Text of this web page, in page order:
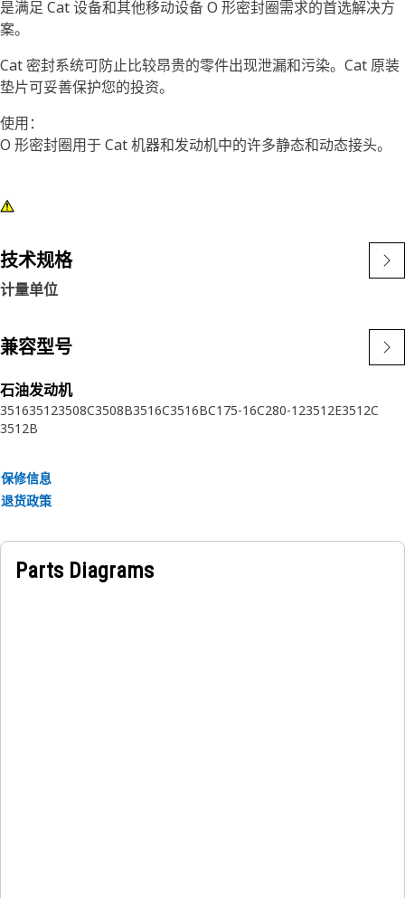
是满足 Cat 设备和其他移动设备 O 形密封圈需求的首选解决方
案。
Cat 密封系统可防止比较昂贵的零件出现泄漏和污染。Cat 原装
垫片可妥善保护您的投资。
使用：
O 形密封圈用于 Cat 机器和发动机中的许多静态和动态接头。
技术规格
计量单位
兼容型号
石油发动机
351635123508C3508B3516C3516BC175-16C280-123512E3512C
3512B
保修信息
退货政策
Parts Diagrams